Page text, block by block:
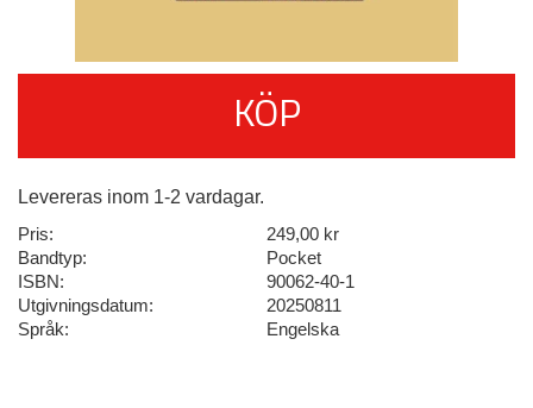
KÖP
Levereras inom 1-2 vardagar.
Pris:
249,00 kr
Bandtyp:
Pocket
ISBN:
90062-40-1
Utgivningsdatum:
20250811
Språk:
Engelska